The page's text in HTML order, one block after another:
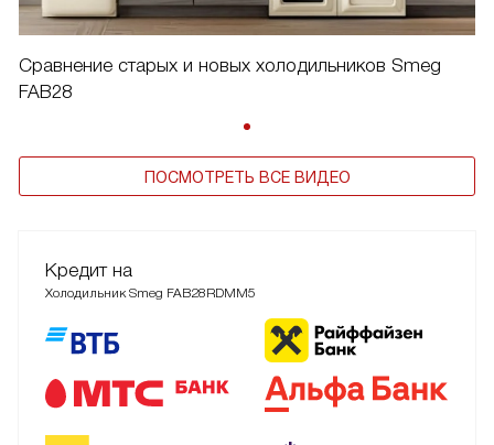
Сравнение старых и новых холодильников Smeg
FAB28
ПОСМОТРЕТЬ ВСЕ ВИДЕО
Кредит на
Холодильник Smeg FAB28RDMM5